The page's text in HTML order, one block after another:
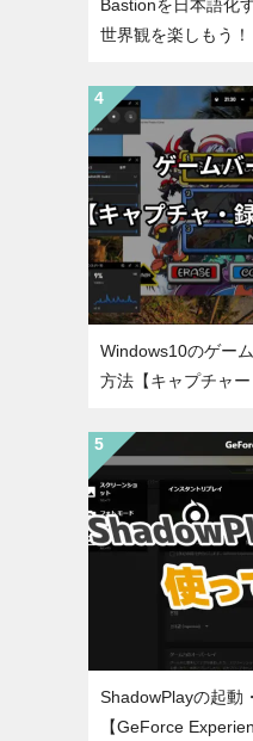
Bastionを日本語化
世界観を楽しもう！
Windows10のゲー
方法【キャプチャー
ShadowPlayの起動
【GeForce